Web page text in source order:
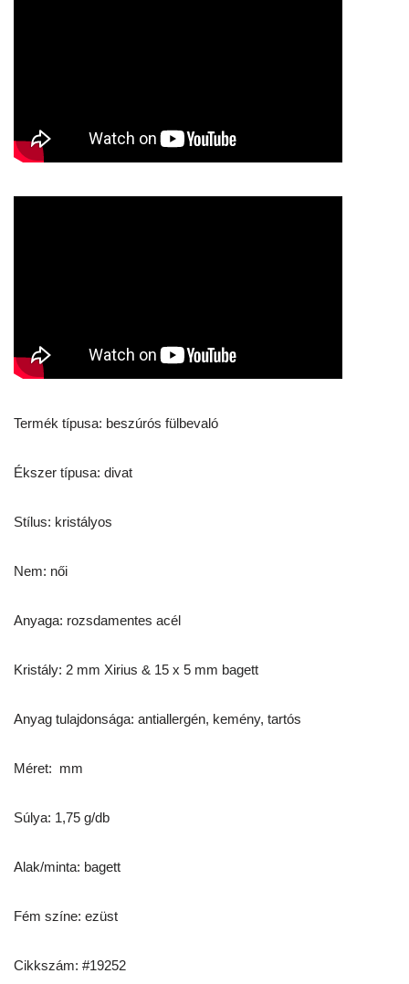
Termék típusa: beszúrós fülbevaló
Ékszer típusa: divat
Stílus: kristályos
Nem: női
Anyaga: rozsdamentes acél
Kristály: 2 mm Xirius & 15 x 5 mm bagett
Anyag tulajdonsága: antiallergén, kemény, tartós
Méret: mm
Súlya: 1,75 g/db
Alak/minta: bagett
Fém színe: ezüst
Cikkszám: #19252